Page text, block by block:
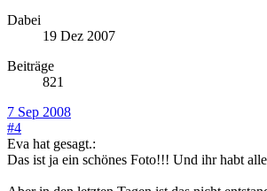
Dabei
19 Dez 2007
Beiträge
821
7 Sep 2008
#4
Eva hat gesagt.:
Das ist ja ein schönes Foto!!! Und ihr habt